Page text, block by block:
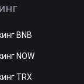
BNB
NOW
TRX